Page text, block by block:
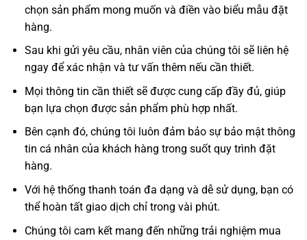
chọn sản phẩm mong muốn và điền vào biểu mẫu đặt
hàng.
Sau khi gửi yêu cầu, nhân viên của chúng tôi sẽ liên hệ
ngay để xác nhận và tư vấn thêm nếu cần thiết.
Mọi thông tin cần thiết sẽ được cung cấp đầy đủ, giúp
bạn lựa chọn được sản phẩm phù hợp nhất.
Bên cạnh đó, chúng tôi luôn đảm bảo sự bảo mật thông
tin cá nhân của khách hàng trong suốt quy trình đặt
hàng.
Với hệ thống thanh toán đa dạng và dễ sử dụng, bạn có
thể hoàn tất giao dịch chỉ trong vài phút.
Chúng tôi cam kết mang đến những trải nghiệm mua